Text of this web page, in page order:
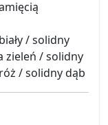
/ solidny
zieleń / solidny
/ solidny dąb